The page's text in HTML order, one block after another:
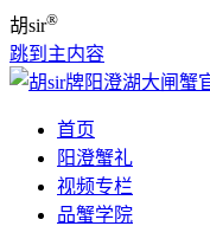
胡sir®
跳到主内容
首页
阳澄蟹礼
视频专栏
品蟹学院